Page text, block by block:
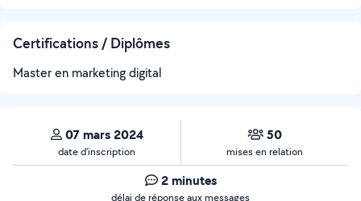
Certifications / Diplômes
Master en marketing digital
07 mars 2024
date d’inscription
50
mises en relation
2 minutes
délai de réponse aux messages